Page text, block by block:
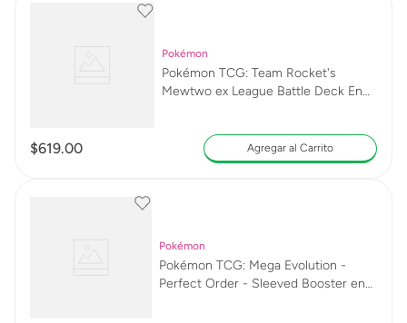
Pokémon
Pokémon TCG: Team Rocket's
Mewtwo ex League Battle Deck En
$619.00 Agregar al Carrito
Pokémon
Pokémon TCG: Mega Evolution -
Perfect Order - Sleeved Booster en